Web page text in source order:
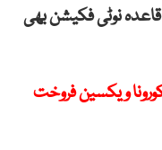
نوٹی فکیشن بھی
ویکسین فروخت